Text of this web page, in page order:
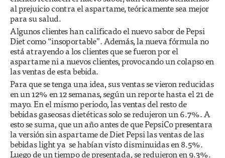
al prejuicio contra el aspartame, teóricamente sea mejor
para su salud.
Algunos clientes han calificado el nuevo sabor de Pepsi
Diet como “insoportable”. Además, la nueva fórmula no
está atrayendo a los clientes que se fueron por el
aspartame ni a nuevos clientes, provocando un colapso en
las ventas de esta bebida.
Para que se tenga una idea, sus ventas se vieron reducidas
en un 12% en 12 semanas, según un reporte hasta el 21 de
mayo. En el mismo periodo, las ventas del resto de
bebidas gaseosas dietéticas solo se redujeron un 6.7%. A
esto se suma, que un año antes de que PepsiCo presentara
la versión sin aspartame de Diet Pepsi las ventas de las
bebidas light ya se habían visto disminuidas en 8.5%.
Luego de un tiempo de presentada, se redujeron en 9.3%.